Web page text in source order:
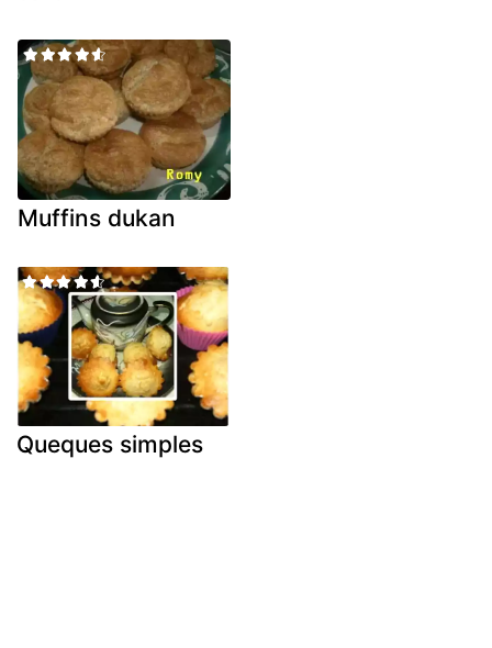
Muffins dukan
Queques simples